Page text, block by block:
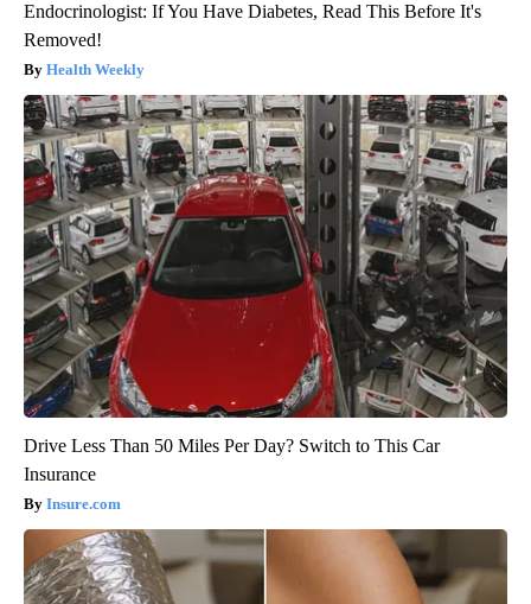
Endocrinologist: If You Have Diabetes, Read This Before It's
Removed!
Health Weekly
Drive Less Than 50 Miles Per Day? Switch to This Car
Insurance
Insure.com